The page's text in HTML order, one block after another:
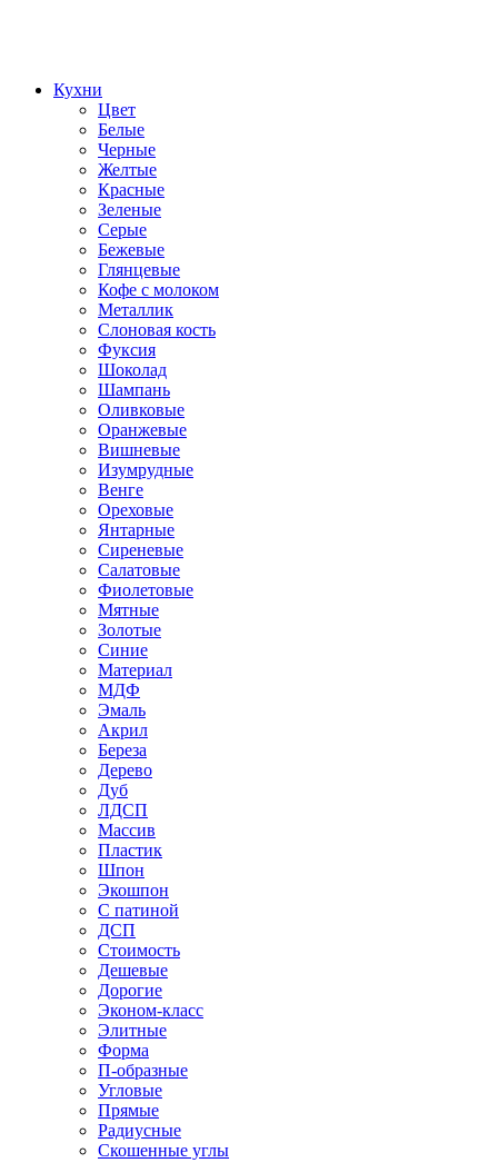
Кухни
Цвет
Белые
Черные
Желтые
Красные
Зеленые
Серые
Бежевые
Глянцевые
Кофе с молоком
Металлик
Слоновая кость
Фуксия
Шоколад
Шампань
Оливковые
Оранжевые
Вишневые
Изумрудные
Венге
Ореховые
Янтарные
Сиреневые
Салатовые
Фиолетовые
Мятные
Золотые
Синие
Материал
МДФ
Эмаль
Акрил
Береза
Дерево
Дуб
ЛДСП
Массив
Пластик
Шпон
Экошпон
С патиной
ДСП
Стоимость
Дешевые
Дорогие
Эконом-класс
Элитные
Форма
П-образные
Угловые
Прямые
Радиусные
Скошенные углы